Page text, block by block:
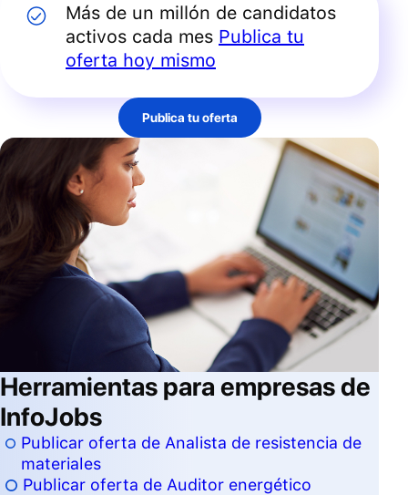
Más de un millón de candidatos
activos cada mes Publica tu
oferta hoy mismo
Publica tu oferta
Herramientas para empresas de
InfoJobs
Publicar oferta de Analista de resistencia de
materiales
Publicar oferta de Auditor energético